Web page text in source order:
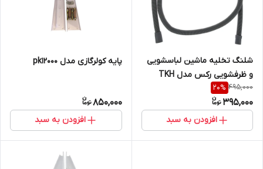
شلنگ تخلیه ماشین لباسشویی
و ظرفشویی رکس مدل TKH
طول 3 متر
495,000
20%
395,000
افزودن به سبد
پایه کولرگازی مدل pk12000
850,000
افزودن به سبد